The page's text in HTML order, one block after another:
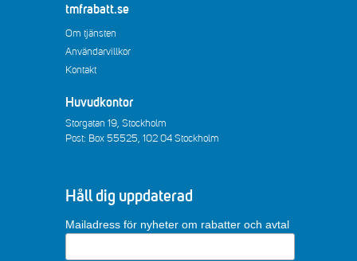
tmfrabatt.se
Om tjänsten
Användarvillkor
Kontakt
Huvudkontor
Storgatan 19, Stockholm
Post: Box 55525, 102 04 Stockholm
Håll dig uppdaterad
Mailadress för nyheter om rabatter och avtal